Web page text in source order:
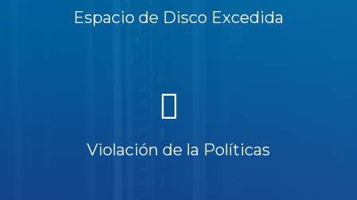
Espacio de Disco Excedida
Violación de la Políticas